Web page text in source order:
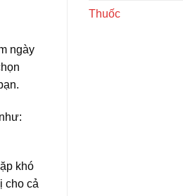
Thuốc
ngày
khó
cho cả